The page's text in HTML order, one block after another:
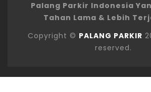
Palang Parkir Indonesia
Tahan Lama & Lebih
Copyright © PALANG PARKIR
reserved.